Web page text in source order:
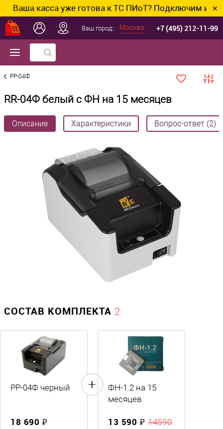
касса уже готова к ТС ПИоТ? Подключим и ✕
Ваш город:: Москва +7 (495) 212-11-99
РР-04Ф
RR-04Ф белый с ФН на 15 месяцев
Описание Характеристики Вопрос-ответ (2)
СОСТАВ КОМПЛЕКТА 2
РР-04Ф черный
18 690 ₽
ФН-1.2 на 15
месяцев
13 590 ₽14590